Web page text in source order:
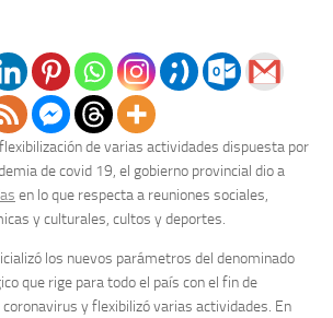
de varias actividades dispuesta por
de covid 19, el gobierno provincial dio a
en lo que respecta a reuniones sociales,
y culturales, cultos y deportes.
los nuevos parámetros del denominado
que rige para todo el país con el fin de
y flexibilizó varias actividades. En